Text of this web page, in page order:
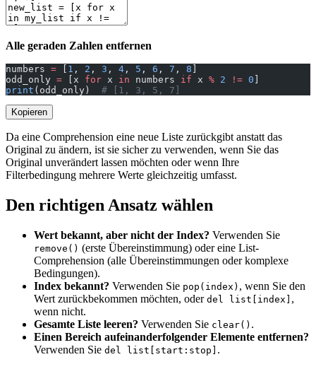
Alle geraden Zahlen entfernen
numbers = 1 , 2 , 3 , 4 , 5 , 6 , 7 , 8
odd_only = [x for x in numbers if x % 2 != 0
print (odd_only) # [1, 3, 5, 7]
Kopieren
Da eine Comprehension eine neue Liste zurückgibt anstatt das
Original zu ändern, ist sie sicher zu verwenden, wenn Sie das
Original unverändert lassen möchten oder wenn Ihre
Filterbedingung mehrere Werte gleichzeitig umfasst.
Den richtigen Ansatz wählen
Wert bekannt, aber nicht der Index? Verwenden Sie
remove() (erste Übereinstimmung) oder eine List-
Comprehension (alle Übereinstimmungen oder komplexe
Bedingungen).
Index bekannt? Verwenden Sie pop(index) , wenn Sie den
Wert zurückbekommen möchten, oder del list[index] ,
wenn nicht.
Gesamte Liste leeren? Verwenden Sie clear() .
Einen Bereich aufeinanderfolgender Elemente entfernen?
Verwenden Sie del list[start:stop] .